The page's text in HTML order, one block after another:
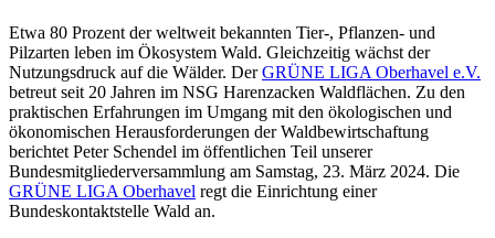
Etwa 80 Prozent der weltweit bekannten Tier-, Pflanzen- und
Pilzarten leben im Ökosystem Wald. Gleichzeitig wächst der
Nutzungsdruck auf die Wälder. DerGRÜNE LIGA Oberhavel e.V.
betreut seit 20 Jahren im NSG Harenzacken Waldflächen. Zu den
praktischen Erfahrungen im Umgang mit den ökologischen und
ökonomischen Herausforderungen der Waldbewirtschaftung
berichtet Peter Schendel im öffentlichen Teil unserer
Bundesmitgliederversammlung am Samstag, 23. März 2024. Die
GRÜNE LIGA Oberhavel regt die Einrichtung einer
Bundeskontaktstelle Wald an.